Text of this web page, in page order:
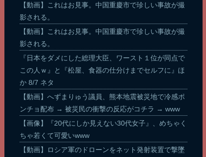
【動画】これはお見事。中国重慶市で珍しい事故が撮
影される。
【動画】これはお見事。中国重慶市で珍しい事故が撮
影される。
『日本をダメにした総理大臣、ワースト１位が同点で
この人ｗ』と『松屋、食器の仕分けまでセルフに』ほ
か 8/7 ネタ
【動画】へずまりゅう議員、熊本地震被災地で冷感ポ
ンチョ配布 → 被災民の衝撃の反応がコチラ → www
【画像】『20代にしか見えない30代女子』、めちゃく
ちゃ若くて可愛いwww
【動画】ロシア軍のドローンをネット発射装置で撃墜